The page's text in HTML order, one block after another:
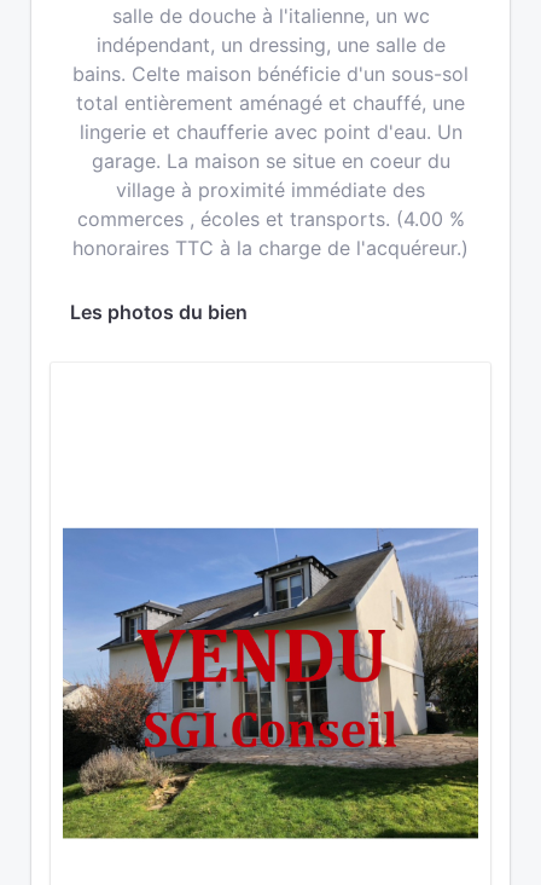
salle de douche à l'italienne, un wc
indépendant, un dressing, une salle de
bains. Celte maison bénéficie d'un sous-sol
total entièrement aménagé et chauffé, une
lingerie et chaufferie avec point d'eau. Un
garage. La maison se situe en coeur du
village à proximité immédiate des
commerces , écoles et transports. (4.00 %
honoraires TTC à la charge de l'acquéreur.)
Les photos du bien